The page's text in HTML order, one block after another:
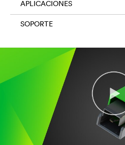
APLICACIONES
SOPORTE